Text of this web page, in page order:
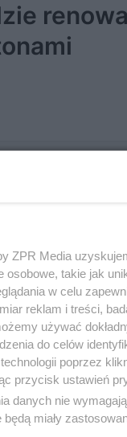
ZPR Media
takie jak
w celu
reklam i treści,
używać
do celów
poprzez
przycisk ustawień
danych nie
miały